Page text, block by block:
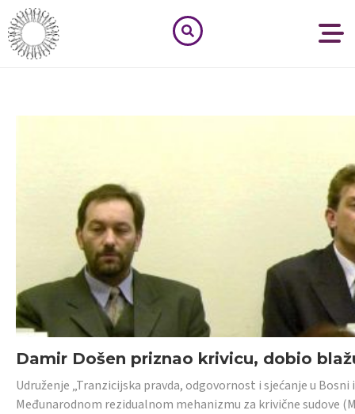
Damir Došen priznao krivicu, dobio
Udruženje „Tranzicijska pravda, odgovornost i sjećanje u
Međunarodnom rezidualnom mehanizmu za krivične sudove